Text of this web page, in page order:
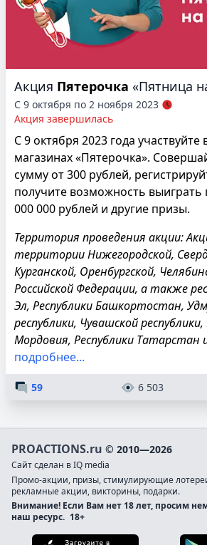
Акция Пятерочка «Пятница
С 9 октября по 2 ноября 2023
Акция завершилась
С 9 октября 2023 года участвуйте
магазинах «Пятерочка».
сумму от 300 рублей,
получите возможность выиграть
000 000 рублей и другие призы.
Территория проведения акции:
территории Нижегородской,
Курганской, Оренбургской,
Российской Федерации, а также
Эл, Республики Башкортостан,
республики, Чувашской республики,
Мордовия, Республики Татарстан
подробнее...
59 6 503
PROACTIONS.ru © 2010—2026
Сайт сделан в IQ media
Промо-акции, призы, стимулирующие
рекламные акции, викторины, подарки.
Внимание! Если Вам нет 18 лет, просим
наш ресурс. 18+
Загрузите в